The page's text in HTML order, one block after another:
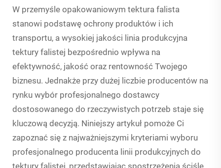
W przemyśle opakowaniowym tektura falista
stanowi podstawę ochrony produktów i ich
transportu, a wysokiej jakości linia produkcyjna
tektury falistej bezpośrednio wpływa na
efektywność, jakość oraz rentowność Twojego
biznesu. Jednakże przy dużej liczbie producentów na
rynku wybór profesjonalnego dostawcy
dostosowanego do rzeczywistych potrzeb staje się
kluczową decyzją. Niniejszy artykuł pomoże Ci
zapoznać się z najważniejszymi kryteriami wyboru
profesjonalnego producenta linii produkcyjnych do
tektury falistej, przedstawiając spostrzeżenia ściśle